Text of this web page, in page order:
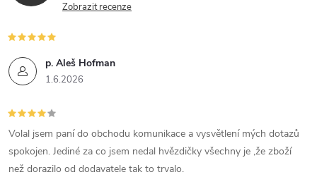
Zobrazit recenze
p. Aleš Hofman
1.6.2026
Volal jsem paní do obchodu komunikace a vysvětlení mých dotazů
spokojen. Jediné za co jsem nedal hvězdičky všechny je ,že zboží
než dorazilo od dodavatele tak to trvalo.